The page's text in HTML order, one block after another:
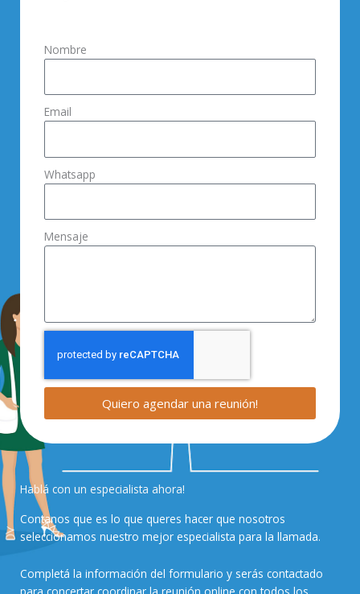
Hablá con un especialista ahora!
Contanos que es lo que queres hacer que nosotros
seleccionamos nuestro mejor especialista para la llamada.
Completá la información del formulario y serás contactado
Nombre
Email
Whatsapp
Mensaje
Quiero agendar una reunión!